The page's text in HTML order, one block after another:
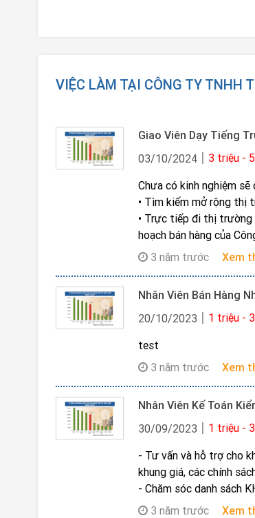
VIỆC LÀM TẠI CÔNG TY TNHH
Giao Viên Dạy Tiếng
03/10/2024
3 triệu -
Chưa có kinh nghiệm
• Tìm kiếm mở rộng thị
• Trực tiếp đi thị
hoạch bán hàng của
3 năm trước
Xem
Nhân Viên Bán Hàng
20/10/2023
1 triệu -
test
3 năm trước
Xem
Nhân Viên Kế Toán
30/09/2023
1 triệu -
- Tư vấn và hỗ trợ cho
khung giá, các chính
- Chăm sóc danh sách
3 năm trước
Xem